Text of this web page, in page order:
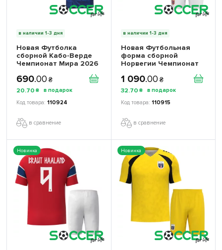
в наличии 1-3 дня
Новая Футболка
сборной Кабо-Верде
Чемпионат Мира 2026
игровая/повседневная
17262112 цвет: темно-
синий
690.00 ₴
20.70 ₴
110924
в сравнение
в наличии 1-3 дня
Новая Футбольная
форма сборной
Норвегии Чемпионат
2026) игровая/
повседневная
17261202 цвет:
красный
1 090.00 ₴
32.70 ₴
110915
в сравнение
Новинка Новинка